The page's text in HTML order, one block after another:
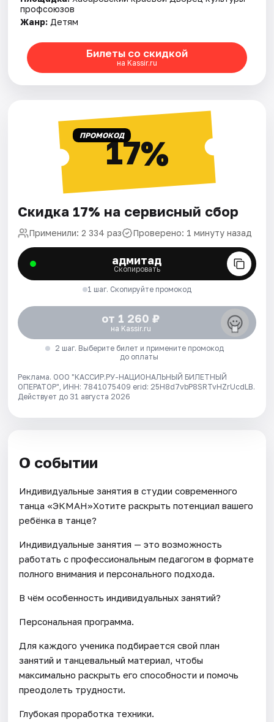
профсоюзов
Жанр: Детям
Билеты со скидкой
на Kassir.ru
ПРОМОКОД17%
Скидка 17% на сервисный сбор
Применили: 2 334 раз Проверено: 1 минуту назад
адмитад
Скопировать
1 шаг. Скопируйте промокод
от 1 260 ₽
на Kassir.ru
2 шаг. Выберите билет и примените промокод
до оплаты
Реклама. ООО "КАССИР.РУ-НАЦИОНАЛЬНЫЙ БИЛЕТНЫЙ
ОПЕРАТОР", ИНН: 7841075409 erid: 25H8d7vbP8SRTvHZrUcdLB.
Действует до 31 августа 2026
О событии
Индивидуальные занятия в студии современного
танца «ЭКМАН»Хотите раскрыть потенциал вашего
ребёнка в танце?
Индивидуальные занятия — это возможность
работать с профессиональным педагогом в формате
полного внимания и персонального подхода.
В чём особенность индивидуальных занятий?
Персональная программа.
Для каждого ученика подбирается свой план
занятий и танцевальный материал, чтобы
максимально раскрыть его способности и помочь
преодолеть трудности.
Глубокая проработка техники.